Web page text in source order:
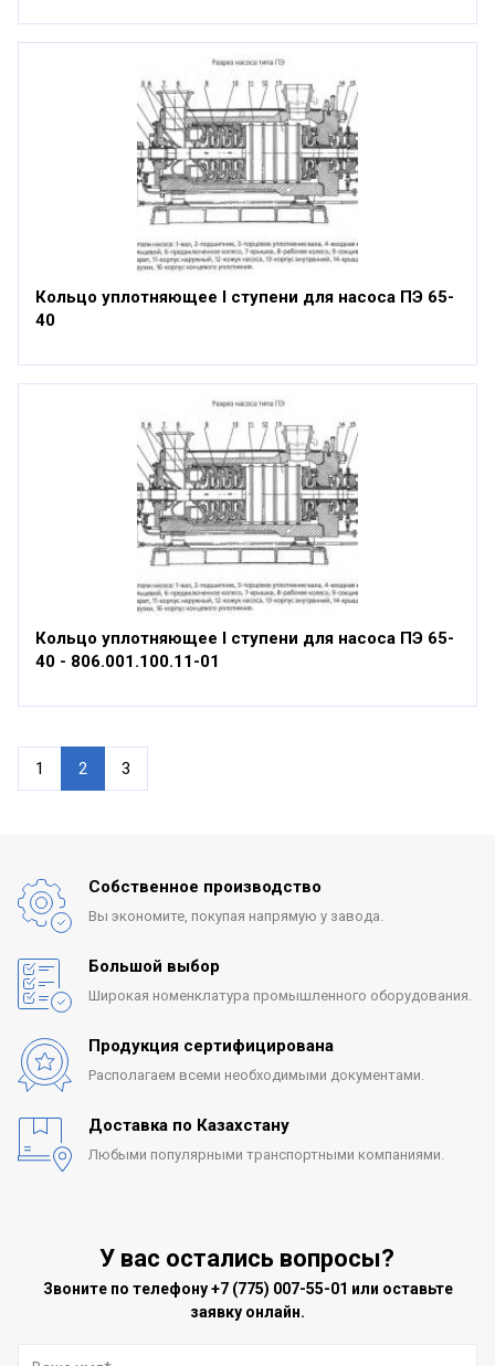
Кольцо уплотняющее I ступени для насоса ПЭ 65-
40
Кольцо уплотняющее I ступени для насоса ПЭ 65-
40 - 806.001.100.11-01
1 2 3
Собственное производство
Вы экономите, покупая напрямую у завода.
Большой выбор
Широкая номенклатура промышленного оборудования.
Продукция сертифицирована
Располагаем всеми необходимыми документами.
Доставка по Казахстану
Любыми популярными транспортными компаниями.
У вас остались вопросы?
Звоните по телефону+7 (775) 007-55-01 или оставьте
заявку онлайн.